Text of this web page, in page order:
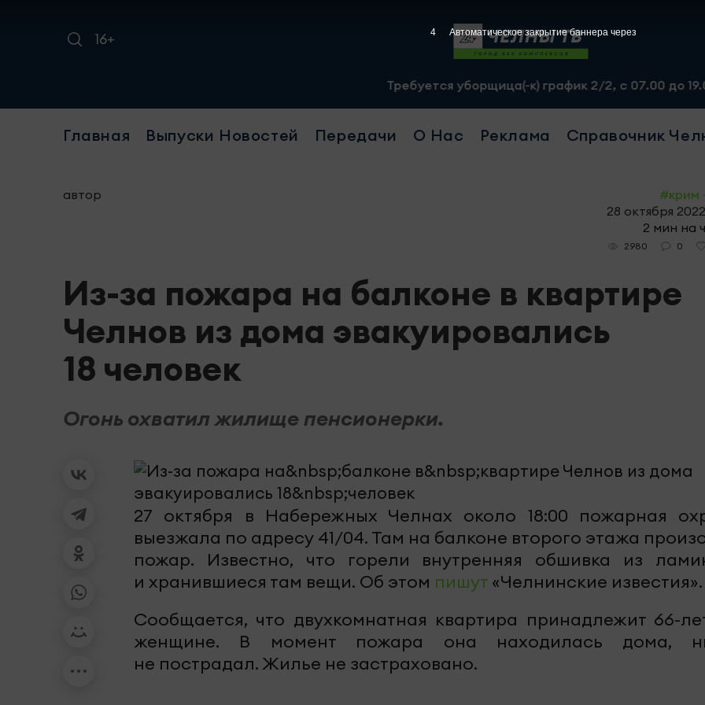
16+
Требуется уборщица(-к) график 2/2, с 07.00 до 19.00, смена
Главная Выпуски Новостей Передачи О Нас Реклама Справочник
автор
#крим
28 октября
2 мин на
2980 0
Из-за пожара на балконе в квартире
Челнов из дома эвакуировались
18 человек
Огонь охватил жилище пенсионерки.
27 октября в Набережных Челнах около 18:00 пожарная
выезжала по адресу 41/04. Там на балконе второго этажа
пожар. Известно, что горели внутренняя обшивка из
и хранившиеся там вещи. Об этом пишут «Челнинские известия».
Сообщается, что двухкомнатная квартира принадлежит 66-
женщине. В момент пожара она находилась дома,
не пострадал. Жилье не застраховано.
3 Автоматическое закрытие баннера через